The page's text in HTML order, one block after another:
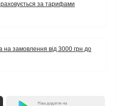
за тарифами
на замовлення від 3000 грн до
Наш додаток на